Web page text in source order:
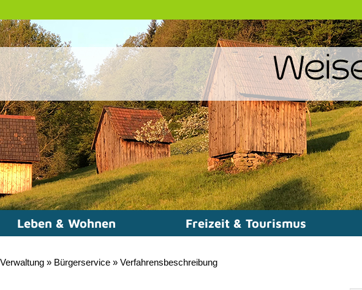
Leben & Wohnen Freizeit & Tourismus
» Bürgerservice » Verfahrensbeschreibung